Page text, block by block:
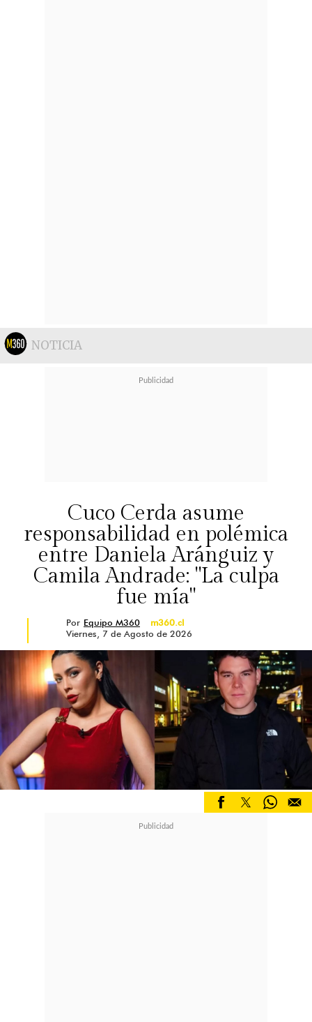
NOTICIA
Cuco Cerda asume
responsabilidad en polémica
entre Daniela Aránguiz y
Camila Andrade: "La culpa
fue mía"
Por Equipo M360
m360.cl
Viernes, 7 de Agosto de 2026